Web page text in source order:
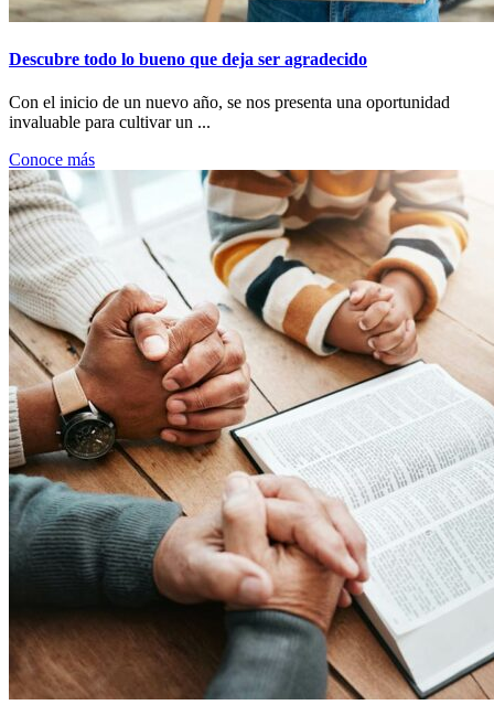
Descubre todo lo bueno que deja ser agradecido
Con el inicio de un nuevo año, se nos presenta una oportunidad
invaluable para cultivar un ...
Conoce más